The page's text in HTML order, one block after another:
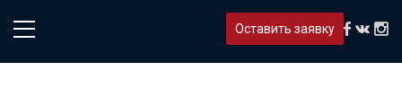
Оставить заявку